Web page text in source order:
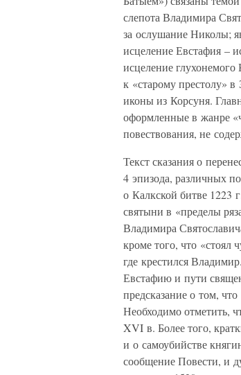
слепота Владимира
за ослушание Николы;
исцеление Евстафия –
исцеление
к «старому престолу» в
иконы из Корсуня.
оформленные в жанре
повествования, не
Текст сказания о
4 эпизода, различных
о Калкской битве 1223
святыни в «пределы
Владимира
кроме того, что «стоял
где крестился
Евстафию и пути
предсказание о том,
Необходимо отметить,
XVI в. Более того,
и о самоубийстве
сообщение Повести, и